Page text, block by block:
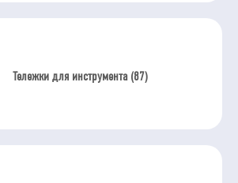
Тележки для инструмента (87)